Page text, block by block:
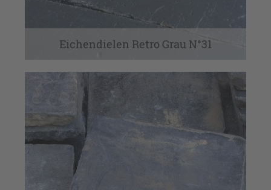
Eichendielen Retro Grau N°31